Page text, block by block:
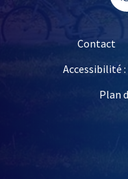
Contact
Accessibilité
Plan